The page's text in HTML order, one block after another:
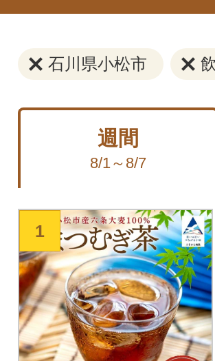
石川県小松市
週間
8/1～8/7
1